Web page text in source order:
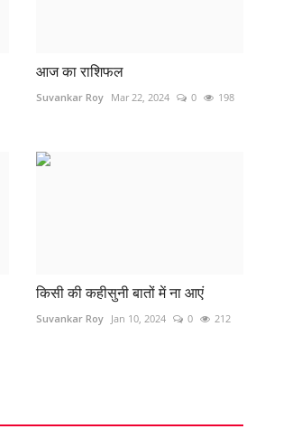
आज का राशिफल
Suvankar Roy Mar 22, 2024 0 198
किसी की कहीसुनी बातों में ना आएं
Suvankar Roy Jan 10, 2024 0 212